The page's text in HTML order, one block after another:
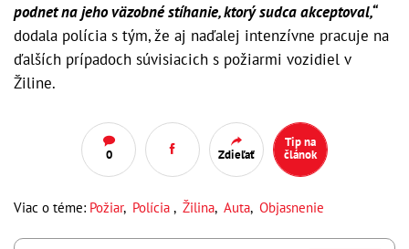
podnet na jeho väzobné stíhanie, ktorý sudca akceptoval,“
dodala polícia s tým, že aj naďalej intenzívne pracuje na
ďalších prípadoch súvisiacich s požiarmi vozidiel v
Žiline.
0 Zdieľať
Tip na
článok
Viac o téme: Požiar, Polícia , Žilina, Auta, Objasnenie